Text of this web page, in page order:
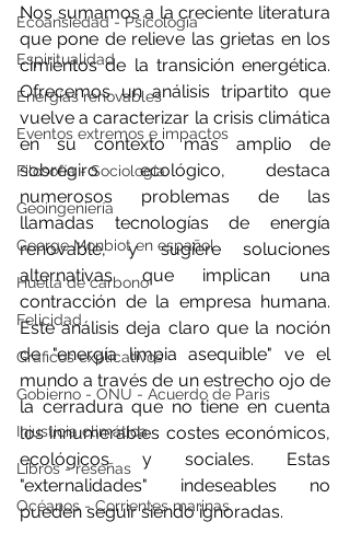
Ecoansiedad - Psicología
Espiritualidad
Energías renovables
Eventos extremos e impactos
Filosofía - Sociología
Geoingeniería
George Monbiot en español
Huella de carbono
Felicidad
Gráficos explicativos
Gobierno - ONU - Acuerdo de Paris
Injusticia climática
Libros - reseñas
Océanos - Corrientes marinas
Nos sumamos a la creciente literatura
que pone de relieve las grietas en los
cimientos de la transición energética.
Ofrecemos un análisis tripartito que
vuelve a caracterizar la crisis climática
en su contexto más amplio de
sobregiro ecológico, destaca
numerosos problemas de las
llamadas tecnologías de energía
renovable, y sugiere soluciones
alternativas que implican una
contracción de la empresa humana.
Este análisis deja claro que la noción
de "energía limpia asequible" ve el
mundo a través de un estrecho ojo de
la cerradura que no tiene en cuenta
los innumerables costes económicos,
ecológicos y sociales. Estas
"externalidades" indeseables no
pueden seguir siendo ignoradas.